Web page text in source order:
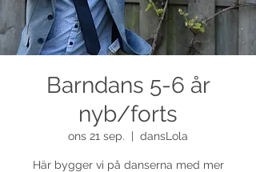
Barndans 5-6 år
nyb/forts
ons 21 sep. dansLola
Här bygger vi på danserna med mer